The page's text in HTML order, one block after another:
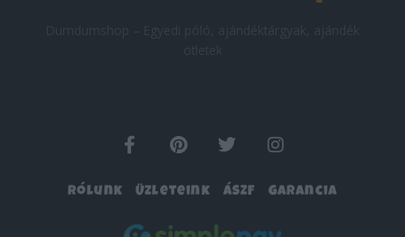
F
e
P
n
t
T
i
t
I
s
t
Rólunk Üzleteink ÁSZF Garancia